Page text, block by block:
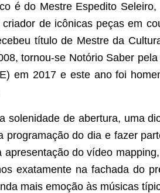
é do Mestre Espedito
criador de icônicas peças em
título de Mestre da
tornou-se Notório Saber
em 2017 e este ano foi
solenidade de abertura, uma
programação do dia e fazer
apresentação do vídeo
exatamente na fachada do
mais emoção às músicas